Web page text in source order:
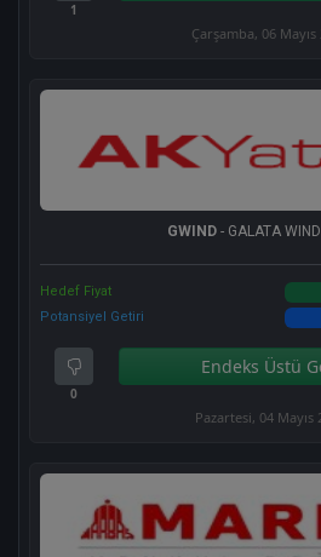
1
Çarşamba, 06 Mayıs
GWIND - GALATA
Hedef Fiyat
Potansiyel Getiri
0
Endeks Üstü
Pazartesi, 04 Mayıs